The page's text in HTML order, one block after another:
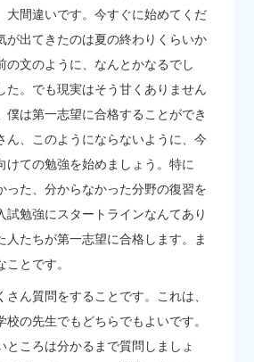
大間違いです。今すぐに始めてくだ
が出てきたのは夏の終わりくらいか
の文のように、なんとかなるでし
た。でも現実はそう甘くありません
僕は第一志望に合格することができ
ん、このようにならないように、今
けての勉強を始めましょう。特に
った、分からなかった分野の復習を
試勉強にスタートラインなんてあり
人たちが第一志望に合格します。ま
とです。
さん質問をすることです。これは、
の先生でもどちらでもよいです。
ところは分かるまで質問しましょ